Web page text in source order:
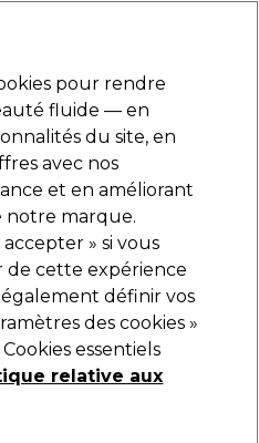
Se connecter
Electro et Matériel
et délais
suite
pour peau
pour rendre
fluide — en
du site, en
avec nos
et en améliorant
notre marque.
» si vous
de cette expérience
définir vos
des cookies »
essentiels
relative aux